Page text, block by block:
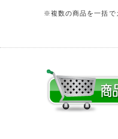
※複数の商品を一括で